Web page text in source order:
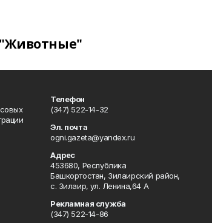
"Животные"
Телефон
(347) 522-14-32
Эл. почта
ogni.gazeta@yandex.ru
Адрес
453680, Республика
Башкортостан, Зилаирский район,
с. Зилаир, ул. Ленина,64 А
Рекламная служба
(347) 522-14-86